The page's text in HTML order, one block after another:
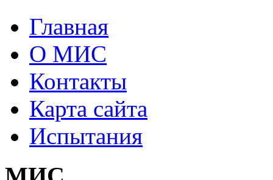
Главная
О МИС
Контакты
Карта сайта
Испытания